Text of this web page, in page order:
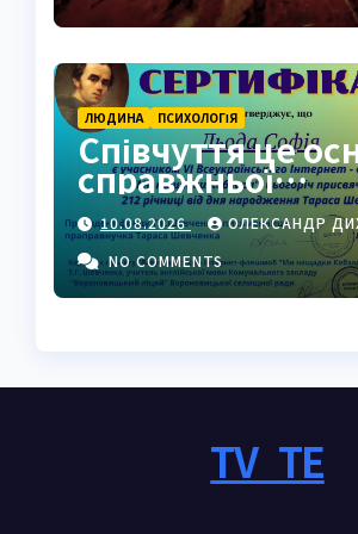
ЛЮДИНА ПСИХОЛОГІЯ
Співчуття це
справжньої
людяності
10.08.2026
ОЛЕКСАНДР
NO COMMENTS
TV_TE